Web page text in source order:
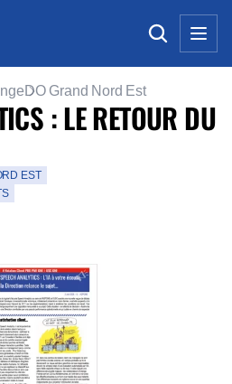
DO Grand Nord Est
: LE RETOUR DU
EST
fenêtre)fenêtre)
(nouvelle fenêtre)
(nouvelle fenêtre)